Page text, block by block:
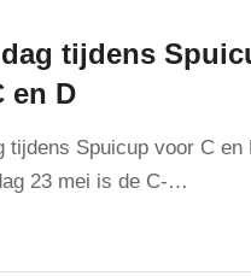
tijdens
en D
tijdens Spuicup voor C en
23 mei is de C-…